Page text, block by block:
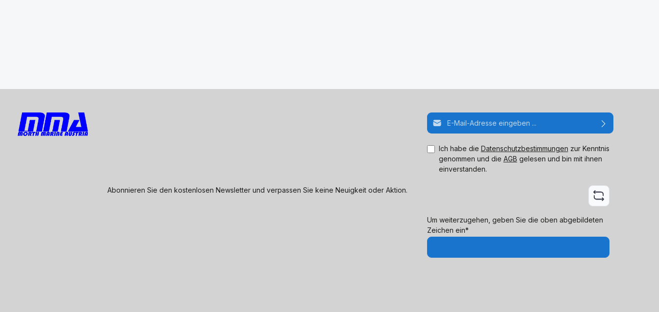
Abonnieren Sie den kostenlosen Newsletter und verpassen Sie keine Neuigkeit oder Aktion.
E-Mail-Adresse*
Ich habe die Datenschutzbestimmungen zur Kenntnis
genommen und die AGB gelesen und bin mit ihnen
einverstanden.
Um weiterzugehen, geben Sie die oben abgebildeten
Zeichen ein*